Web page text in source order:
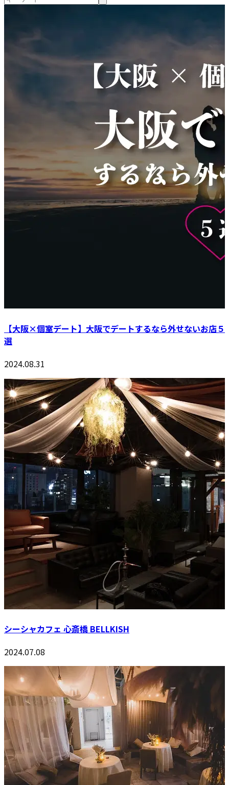
【大阪×個室デート】大阪でデートするなら外せないお店５
選
2024.08.31
シーシャカフェ 心斎橋 BELLKISH
2024.07.08